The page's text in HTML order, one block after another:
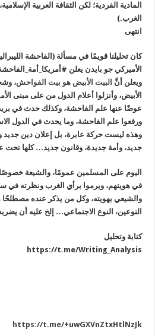
المادية الفردية؛ لكن الثقافة العربية
الغرب.)
انتهى
كان تحليلنا قويمًا في مسألة (الفاحشة
الأميركي جو بايدن يعلن
ويعلن أنَّ البيت الأبيض هو بيت الفواحش،
الأبيض، وأنزلوا أعلام الدول من على مبنى
عوضًا عنها علم الفاحشة، وكذلك حدث في
ورفعوا علم الفاحشة، وما يحدث في الدول
وهذه ليست حركة عابرة، بل إعلان دين جديد
جديد، وأمة جديدة، وقانون جديد… كلها تحت
اليوم على المسلمين عمومًا، والشيعة
في هويتهم، ويرموا برأي الغرب ونظرته في
والشيعي بهويته، وكل من يذكر عنده مصطلحًا
النوعين، النوع الاجتماعي… إلخ عليه أن
كتابة وتحليل
https://t.me/Writing_Analysis
https://t.me/+uwGXVnZtxHtlNzJk